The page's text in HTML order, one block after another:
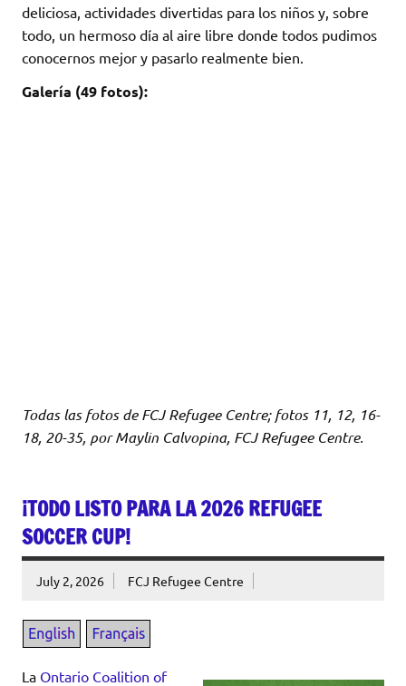
deliciosa, actividades divertidas para los niños y, sobre
todo, un hermoso día al aire libre donde todos pudimos
conocernos mejor y pasarlo realmente bien.
Galería (49 fotos):
Todas las fotos de FCJ Refugee Centre; fotos 11, 12, 16-
18, 20-35, por Maylin Calvopina, FCJ Refugee Centre.
¡TODO LISTO PARA LA 2026 REFUGEE
SOCCER CUP!
July 2, 2026 FCJ Refugee Centre
La Ontario Coalition of